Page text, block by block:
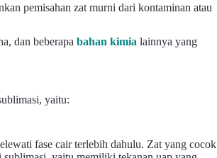
pemisahan zat murni dari kontaminan atau
dan beberapa bahan kimia lainnya yang
yaitu:
fase cair terlebih dahulu. Zat yang cocok